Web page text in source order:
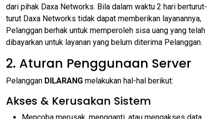
dari pihak Daxa Networks. Bila dalam waktu 2 hari berturut-
turut Daxa Networks tidak dapat memberikan layanannya,
Pelanggan berhak untuk memperoleh sisa uang yang telah
dibayarkan untuk layanan yang belum diterima Pelanggan.
2. Aturan Penggunaan Server
Pelanggan DILARANG melakukan hal-hal berikut:
Akses & Kerusakan Sistem